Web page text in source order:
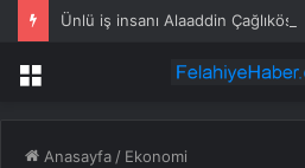
Menü
Anasayfa / Ekonomi